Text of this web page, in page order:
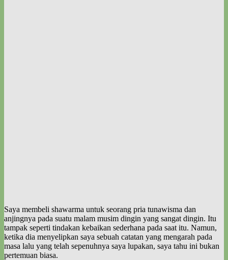
Saya membeli shawarma untuk seorang pria tunawisma dan
anjingnya pada suatu malam musim dingin yang sangat dingin. Itu
tampak seperti tindakan kebaikan sederhana pada saat itu. Namun,
ketika dia menyelipkan saya sebuah catatan yang mengarah pada
masa lalu yang telah sepenuhnya saya lupakan, saya tahu ini bukan
pertemuan biasa.